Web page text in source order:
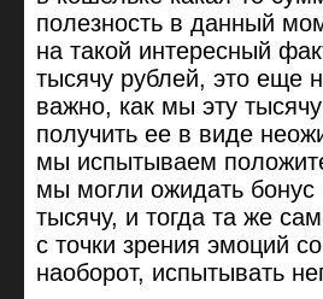
полезность в данный
на такой интересный
тысячу рублей, это еще
важно, как мы эту
получить ее в виде
мы испытываем
мы могли ожидать бонус
тысячу, и тогда та же
с точки зрения эмоций
наоборот, испытывать